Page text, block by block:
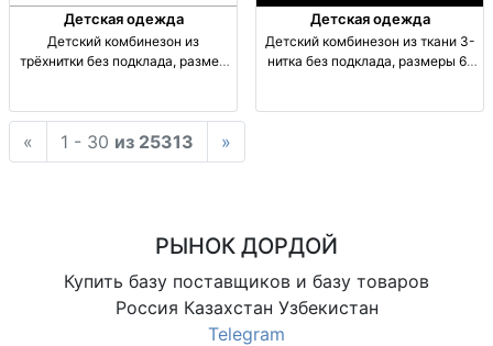
Детская одежда
Детский комбинезон из
трёхнитки без подклада, размер
р-р 6–24 мес., опт.
Детская одежда
Детский комбинезон из ткани 3-
нитка без подклада, размеры 6–
« 1 - 30 из 25313 »
РЫНОК ДОРДОЙ
Купить базу поставщиков и базу товаров
Россия Казахстан Узбекистан
Telegram